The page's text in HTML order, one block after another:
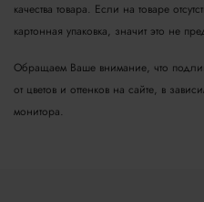
качества товара. Если на товаре
картонная упаковка, значит это не
Обращаем Ваше внимание, что
от цветов и оттенков на сайте, в
монитора.